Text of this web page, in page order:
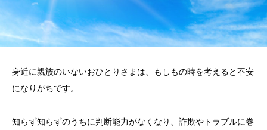
身近に親族のいないおひとりさまは、もしもの時を考えると不安
になりがちです。
知らず知らずのうちに判断能力がなくなり、詐欺やトラブルに巻